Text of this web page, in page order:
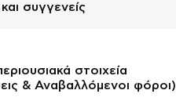
συγγενείς
στοιχεία
& Αναβαλλόμενοι φόροι)